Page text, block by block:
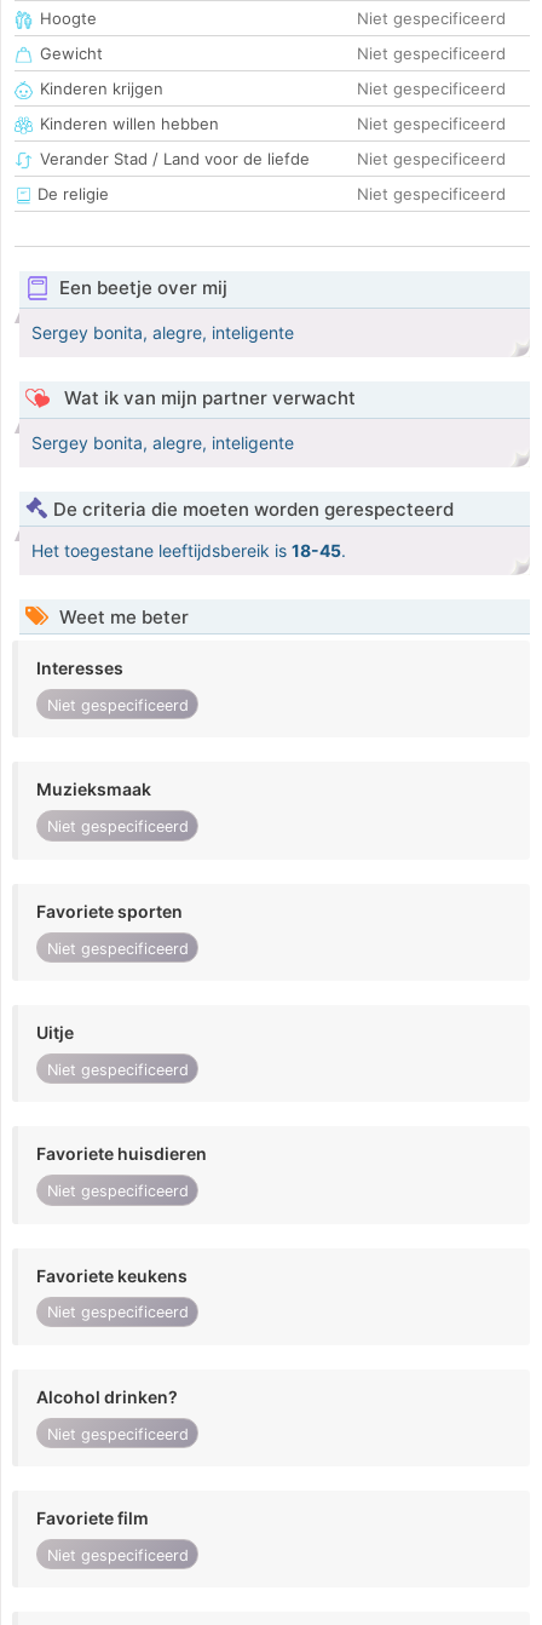
Hoogte
Niet gespecificeerd
Gewicht
Niet gespecificeerd
Kinderen krijgen
Niet gespecificeerd
Kinderen willen hebben
Niet gespecificeerd
Verander Stad / Land voor de liefde
Niet gespecificeerd
De religie
Niet gespecificeerd
Een beetje over mij
Sergey bonita, alegre, inteligente
Wat ik van mijn partner verwacht
Sergey bonita, alegre, inteligente
De criteria die moeten worden gerespecteerd
Het toegestane leeftijdsbereik is 18-45.
Weet me beter
Interesses
Niet gespecificeerd
Muzieksmaak
Niet gespecificeerd
Favoriete sporten
Niet gespecificeerd
Uitje
Niet gespecificeerd
Favoriete huisdieren
Niet gespecificeerd
Favoriete keukens
Niet gespecificeerd
Alcohol drinken?
Niet gespecificeerd
Favoriete film
Niet gespecificeerd